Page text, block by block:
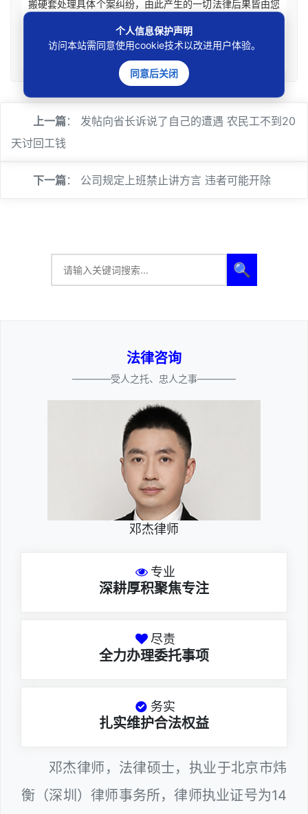
搬硬套处理具体个案纠纷，由此产生的一切法律后果皆由您
业律师获取针对性法律意见。本站刊载内容版权归原权利
上一篇： 发帖向省长诉说了自己的遭遇 农民工不到20
天讨回工钱
下一篇： 公司规定上班禁止讲方言 违者可能开除
🔍
法律咨询
————受人之托、忠人之事————
邓杰律师
专业
深耕厚积聚焦专注
尽责
全力办理委托事项
务实
扎实维护合法权益
邓杰律师，法律硕士，执业于北京市炜
衡（深圳）律师事务所，律师执业证号为14
个人信息保护声明
访问本站需同意使用cookie技术以改进用户体验。
同意后关闭